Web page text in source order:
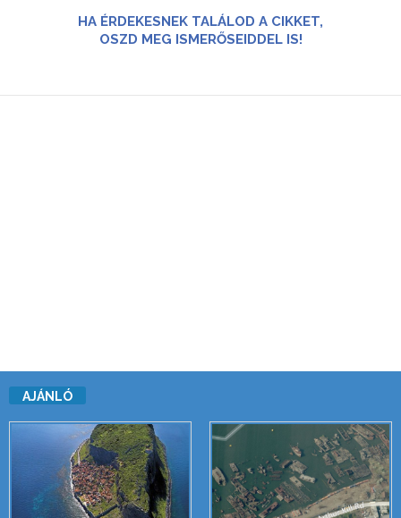
HA ÉRDEKESNEK TALÁLOD A CIKKET,
OSZD MEG ISMERŐSEIDDEL IS!
AJÁNLÓ